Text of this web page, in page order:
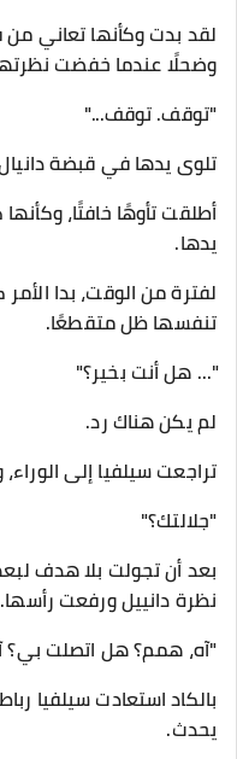
لقد بدت وكأنها تعاني
وضحلًا عندما خفضت
"توقف. توقف..."
تلوى يدها في قبضة
أطلقت تأوهًا خافتًا،
يدها.
لفترة من الوقت، بدا
تنفسها ظل متقطعًا.
"... هل أنت بخير؟"
لم يكن هناك رد.
تراجعت سيلفيا إلى الوراء،
"جلالتك؟"
بعد أن تجولت بلا هدف
نظرة دانييل ورفعت رأسها.
"آه، همم؟ هل اتصلت بي؟
بالكاد استعادت سيلفيا
يحدث.